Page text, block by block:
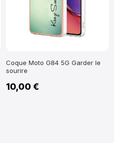
Coque Moto G84 5G Garder le
sourire
10,00 €